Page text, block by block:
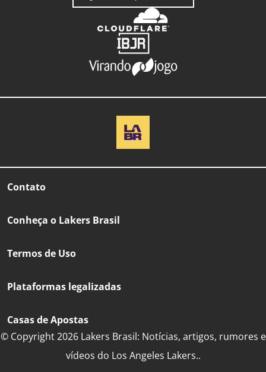
Contato
Conheça o Lakers Brasil
Termos de Uso
Plataformas legalizadas
Casas de Apostas
© Copyright 2026 Lakers Brasil: Notícias, artigos, rumores e
vídeos do Los Angeles Lakers..